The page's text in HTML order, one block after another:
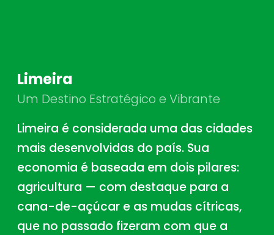
Limeira
Um Destino Estratégico e Vibrante
Limeira é considerada uma das cidades
mais desenvolvidas do país. Sua
economia é baseada em dois pilares:
agricultura — com destaque para a
cana-de-açúcar e as mudas cítricas,
que no passado fizeram com que a